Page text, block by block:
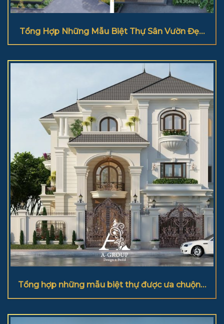
Tổng Hợp Những Mẫu Biệt Thự Sân Vườn Đẹp
Tổng hợp những mẫu biệt thự được ưa chuộng